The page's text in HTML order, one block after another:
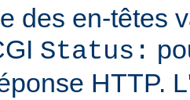
des en-têtes
Status:
HTTP.